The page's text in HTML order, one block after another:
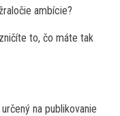
ambície?
to, čo máte tak
na publikovanie